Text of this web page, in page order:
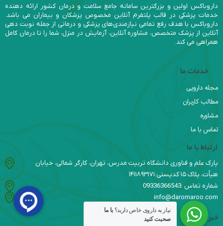
داروباکس اولین و بزرگترین سامانه جامع سلامت و درمان کشور ارائه دهنده
خدمات پزشکی در قالب پلتفرم آنلاین مخصوص پزشکان و بیماران می باشد.
داروباکس با هدف رفع تمامی نیازمندی‌های پزشکی و درمانی از جمله نوبت دهی
آنلاین از پزشک متخصص، مشاوره آنلاین، آزمایش در منزل، شما را تا درمان کامل
همراهی می کند.
خدمات ما
مجله دارویی
مطالب کاربران
مشاوره
تماس با ما
ارتباط با ما
پارک علم و فناوری دانشگاه تربیت مدرس، تهران، کارگر شمالی، خیابان
هیأت، پلاک ۱۵ کدپستی:۱۴۱۱۸۹۳۱۷۱
شماره تماس :09336366543
info@daromaroo.com
خبرنامه
نیاز به داروی خاص دارید؟ با ما
صحبت کنید